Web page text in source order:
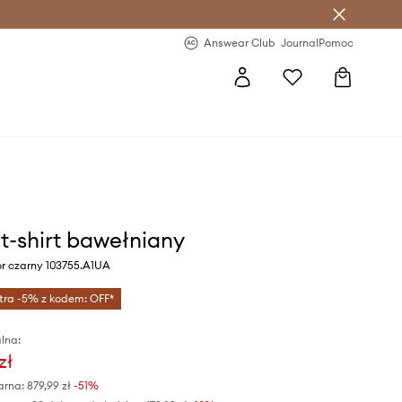
Answear Club JournalPomoc
shirt bawełniany
czarny 103755.A1UA
-5% z kodem: OFF*
879,99 zł-51%